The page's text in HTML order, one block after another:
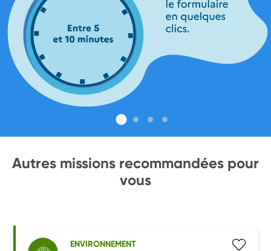
Autres missions recommandées pour
vous
ENVIRONNEMENT